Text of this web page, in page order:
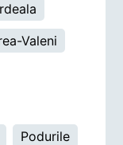
Valeni
Podurile